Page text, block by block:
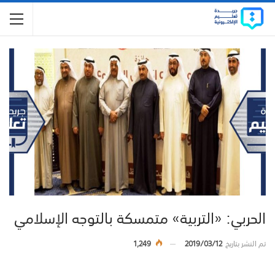
الحربي: «التربية» متمسكة بالتوجه الإسلامي
تم النشر بتاريخ2019/03/12
1,249